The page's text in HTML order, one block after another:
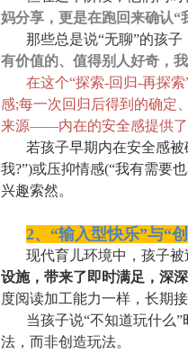
妈分享，更是在跑回来确认“
那些总是说“无聊”的孩
有价值的、值得别人好奇，
在这个“探索-回归-再探
感;每一次回归后得到的确定
来源——内在的安全感提供
若孩子早期内在安全感
我?”)或压抑情感(“我有需要
兴趣索然。
2、“输入型快乐”与“
现代育儿环境中，孩子
设施，带来了即时满足，深
度阅读加工能力一样，长期
当孩子说“不知道玩什么
法，而非创造玩法。